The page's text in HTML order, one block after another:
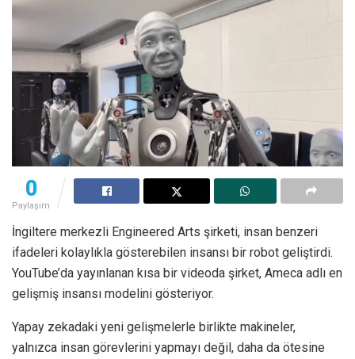
0
Paylaşım
İngiltere merkezli Engineered Arts şirketi, insan benzeri
ifadeleri kolaylıkla gösterebilen insansı bir robot geliştirdi.
YouTube’da yayınlanan kısa bir videoda şirket, Ameca adlı en
gelişmiş insansı modelini gösteriyor.
Yapay zekadaki yeni gelişmelerle birlikte makineler,
yalnızca insan görevlerini yapmayı değil, daha da ötesine